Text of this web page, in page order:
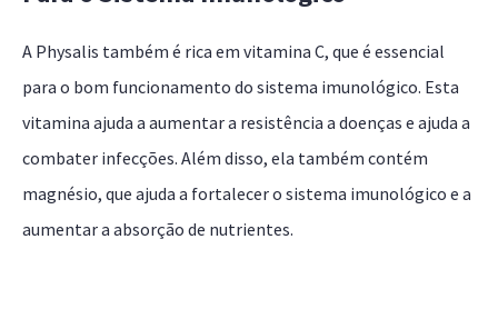
A Physalis também é rica em vitamina C, que é essencial
para o bom funcionamento do sistema imunológico. Esta
vitamina ajuda a aumentar a resistência a doenças e ajuda a
combater infecções. Além disso, ela também contém
magnésio, que ajuda a fortalecer o sistema imunológico e a
aumentar a absorção de nutrientes.